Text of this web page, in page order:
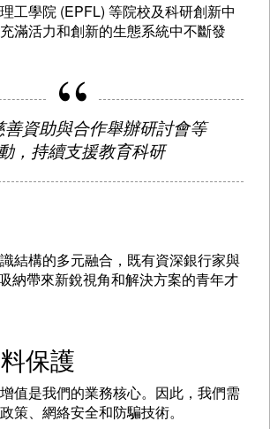
工學院 (EPFL) 等院校及科研創新中
滿活力和創新的生態系統中不斷發
善資助與合作舉辦研討會等
，持續支援教育科研
結構的多元融合，既有資深銀行家與
納帶來新銳視角和解決方案的青年才
保護
值是我們的業務核心。因此，我們需
策、網絡安全和防騙技術。